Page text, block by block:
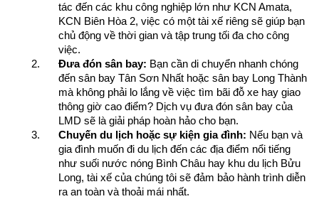
tác đến các khu công nghiệp lớn như KCN Amata,
KCN Biên Hòa 2, việc có một tài xế riêng sẽ giúp bạn
chủ động về thời gian và tập trung tối đa cho công
việc.
Đưa đón sân bay: Bạn cần di chuyển nhanh chóng
đến sân bay Tân Sơn Nhất hoặc sân bay Long Thành
mà không phải lo lắng về việc tìm bãi đỗ xe hay giao
thông giờ cao điểm? Dịch vụ đưa đón sân bay của
LMD sẽ là giải pháp hoàn hảo cho bạn.
Chuyến du lịch hoặc sự kiện gia đình: Nếu bạn và
gia đình muốn đi du lịch đến các địa điểm nổi tiếng
như suối nước nóng Bình Châu hay khu du lịch Bửu
Long, tài xế của chúng tôi sẽ đảm bảo hành trình diễn
ra an toàn và thoải mái nhất.